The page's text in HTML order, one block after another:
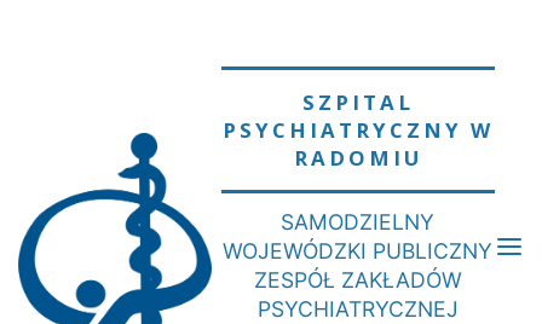
SZPITAL
PSYCHIATRYCZNY W
RADOMIU
SAMODZIELNY
WOJEWÓDZKI PUBLICZNY
ZESPÓŁ ZAKŁADÓW
PSYCHIATRYCZNEJ